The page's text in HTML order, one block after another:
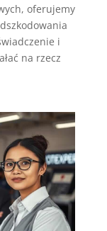
oferujemy
i
na rzecz